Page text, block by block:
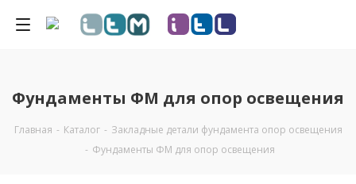
Фундаменты ФМ для опор освещения
Главная - Каталог - Закладные детали фундамента опор освещения
- Фундаменты ФМ для опор освещения